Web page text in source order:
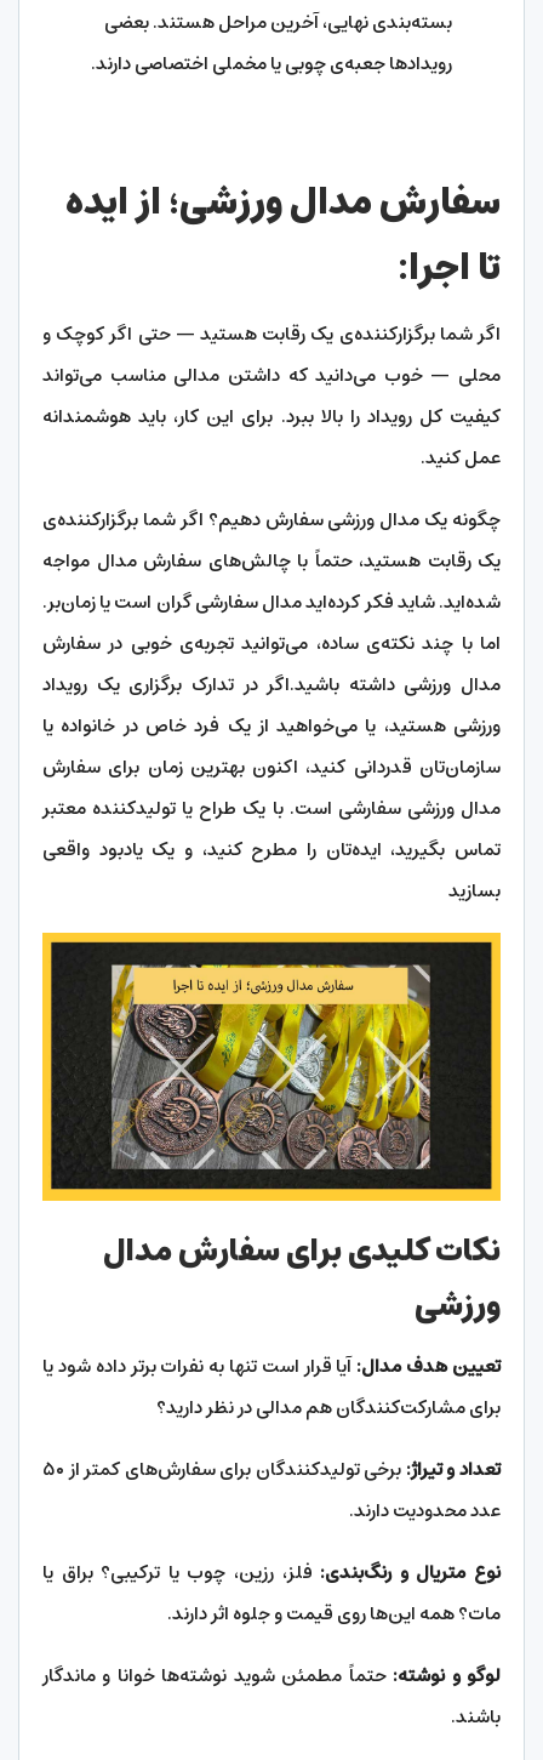
بسته‌بندی نهایی، آخرین مراحل هستند. بعضی
رویدادها جعبه‌ی چوبی یا مخملی اختصاصی دارند.
سفارش مدال ورزشی؛ از ایده
تا اجرا:
اگر شما برگزارکننده‌ی یک رقابت هستید — حتی اگر کوچک و
محلی — خوب می‌دانید که داشتن مدالی مناسب می‌تواند
کیفیت کل رویداد را بالا ببرد. برای این کار، باید هوشمندانه
عمل کنید.
چگونه یک مدال ورزشی سفارش دهیم؟ اگر شما برگزارکننده‌ی
یک رقابت هستید، حتماً با چالش‌های سفارش مدال مواجه
شده‌اید. شاید فکر کرده‌اید مدال سفارشی گران است یا زمان‌بر.
اما با چند نکته‌ی ساده، می‌توانید تجربه‌ی خوبی در سفارش
مدال ورزشی داشته باشید.اگر در تدارک برگزاری یک رویداد
ورزشی هستید، یا می‌خواهید از یک فرد خاص در خانواده یا
سازمان‌تان قدردانی کنید، اکنون بهترین زمان برای سفارش
مدال ورزشی سفارشی است. با یک طراح یا تولیدکننده معتبر
تماس بگیرید، ایده‌تان را مطرح کنید، و یک یادبود واقعی
بسازید
نکات کلیدی برای سفارش مدال
ورزشی
تعیین هدف مدال:آیا قرار است تنها به نفرات برتر داده شود یا
برای مشارکت‌کنندگان هم مدالی در نظر دارید؟
تعداد و تیراژ:
برخی تولیدکنندگان برای سفارش‌های کمتر از ۵۰
عدد محدودیت دارند.
نوع متریال و رنگ‌بندی: فلز، رزین، چوب یا ترکیبی؟ براق یا
مات؟ همه این‌ها روی قیمت و جلوه اثر دارند.
لوگو و نوشته: حتماً مطمئن شوید نوشته‌ها خوانا و ماندگار
باشند.